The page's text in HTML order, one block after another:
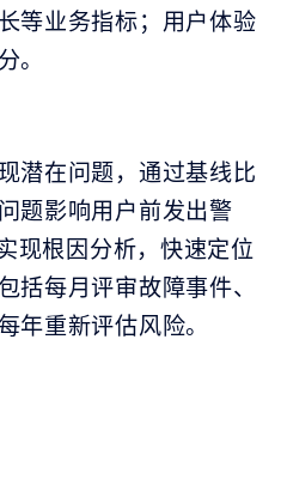
等业务指标；用户体验
。
潜在问题，通过基线比
题影响用户前发出警
现根因分析，快速定位
括每月评审故障事件、
年重新评估风险。